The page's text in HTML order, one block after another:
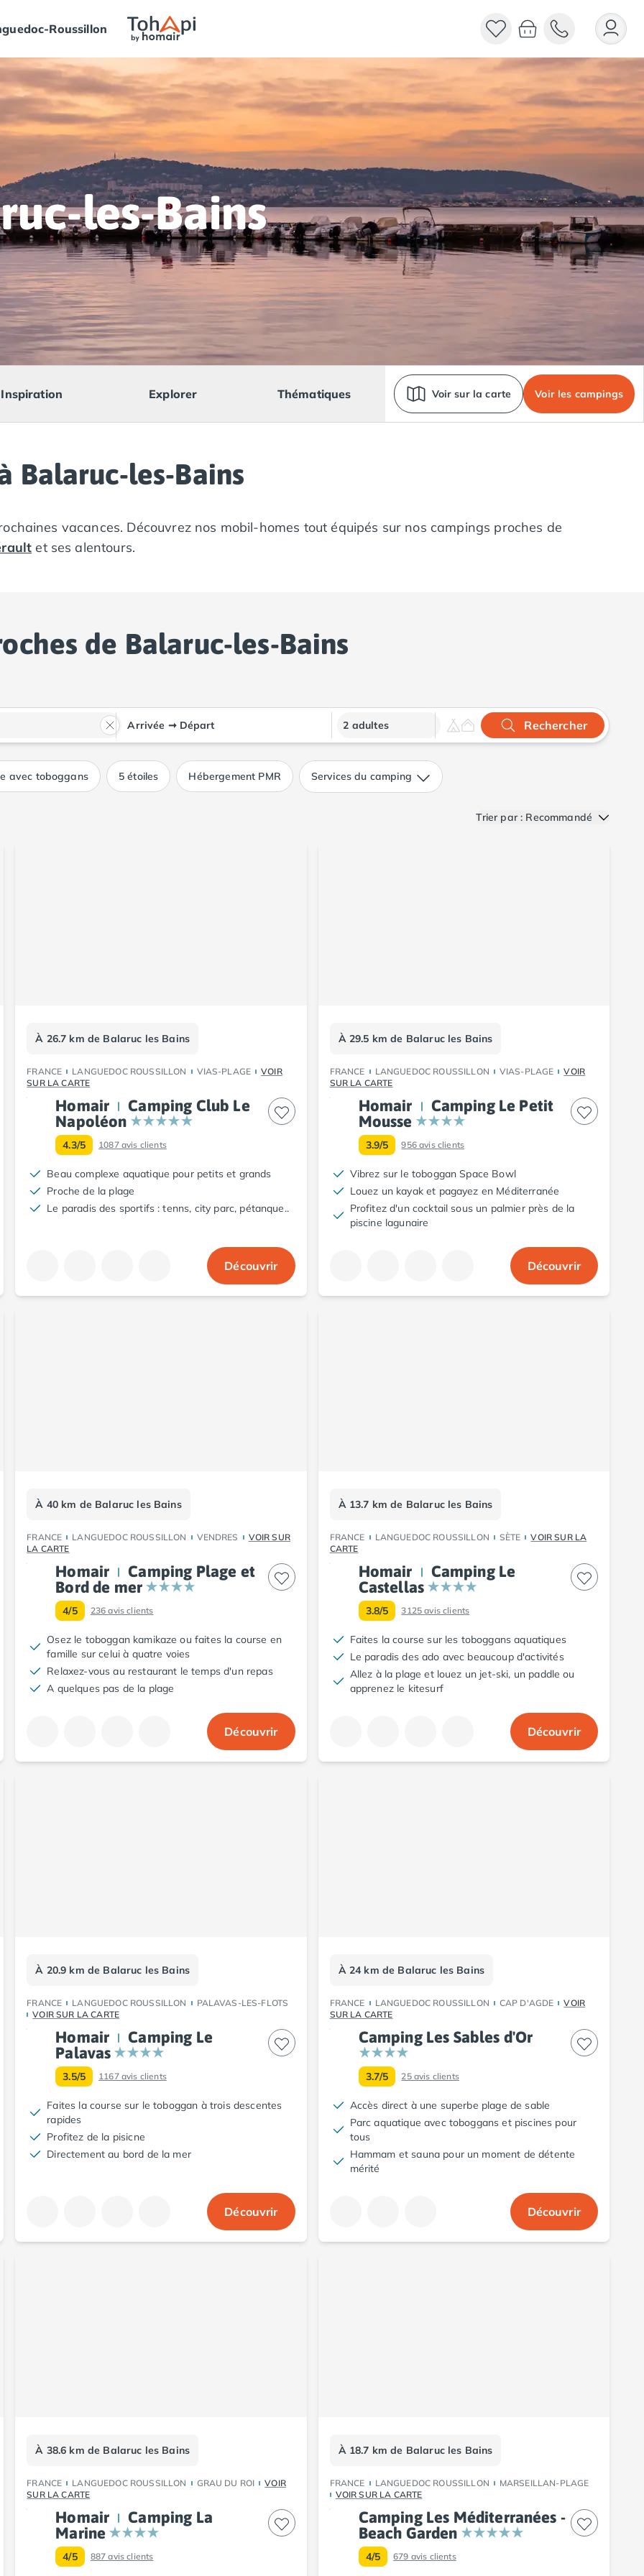
Roussillon
les-Bains
Inspiration Explorer Thématiques Voir sur la carte Voir les campings
Balaruc-les-Bains
vacances. Découvrez nos mobil-homes tout équipés sur nos campings proches de
et ses alentours.
de Balaruc-les-Bains
Arrivée ➞ Départ 2 adultes Rechercher
avec toboggans 5 étoiles Hébergement PMR Services du camping
Trier par : Recommandé
À 26.7 km de Balaruc les Bains
FRANCE LANGUEDOC ROUSSILLON VIAS-PLAGE
VOIR
SUR LA CARTE
Homair
Camping Club Le
Napoléon
4.3/5 1087 avis clients
Beau complexe aquatique pour petits et grands
Proche de la plage
Le paradis des sportifs : tenns, city parc, pétanque..
Découvrir
À 29.5 km de Balaruc les Bains
FRANCE LANGUEDOC ROUSSILLON VIAS-PLAGE
VOIR
SUR LA CARTE
Homair
Camping Le Petit
Mousse
3.9/5 956avis clients
Vibrez sur le toboggan Space Bowl
Louez un kayak et pagayez en Méditerranée
Profitez d'un cocktail sous un palmier près de la
piscine lagunaire
Découvrir
À 40 km de Balaruc les Bains
FRANCE LANGUEDOC ROUSSILLON VENDRES
VOIR SUR
LA CARTE
Homair
Camping Plage et
Bord de mer
4/5 236avis clients
Osez le toboggan kamikaze ou faites la course en
famille sur celui à quatre voies
Relaxez-vous au restaurant le temps d'un repas
A quelques pas de la plage
Découvrir
À 13.7 km de Balaruc les Bains
FRANCE LANGUEDOC ROUSSILLON SÈTE
VOIR SUR LA
CARTE
Homair
Camping Le
Castellas
3.8/5 3125avis clients
Faites la course sur les toboggans aquatiques
Le paradis des ado avec beaucoup d'activités
Allez à la plage et louez un jet-ski, un paddle ou
apprenez le kitesurf
Découvrir
À 20.9 km de Balaruc les Bains
FRANCE LANGUEDOC ROUSSILLON
PALAVAS-LES-FLOTS
VOIR SUR LA CARTE
Homair
Camping Le
Palavas
3.5/5 1167 avis clients
Faites la course sur le toboggan à trois descentes
rapides
Profitez de la pisicne
Directement au bord de la mer
Découvrir
À 24 km de Balaruc les Bains
FRANCE LANGUEDOC ROUSSILLON CAP D'AGDE
VOIR
SUR LA CARTE
Camping Les Sables d'Or
3.7/5 25 avis clients
Accès direct à une superbe plage de sable
Parc aquatique avec toboggans et piscines pour
tous
Hammam et sauna pour un moment de détente
mérité
Découvrir
À 38.6 km de Balaruc les Bains
FRANCE LANGUEDOC ROUSSILLON GRAU DU ROI
VOIR
SUR LA CARTE
Homair
Camping La
Marine
4/5 887avis clients
À 18.7 km de Balaruc les Bains
FRANCE LANGUEDOC ROUSSILLON
MARSEILLAN-PLAGE
VOIR SUR LA CARTE
Camping Les Méditerranées -
Beach Garden
4/5 679 avis clients